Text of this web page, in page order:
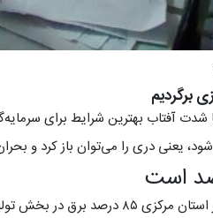
برگردیم
آفتاب بهترین شرایط برای
یعنی دری را می‌توان باز کرد و
خانگی تهران، ۶۷ درصد است.